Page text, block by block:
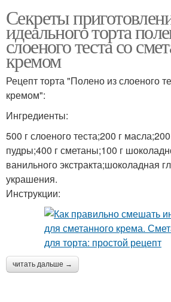
Секреты
идеального торта
слоеного теста со
кремом
Рецепт торта "Полено из слоеного
кремом":
Ингредиенты:
500 г слоеного теста;200 г
пудры;400 г сметаны;100 г
ванильного экстракта;шоколадная
украшения.
Инструкции:
читать дальше →